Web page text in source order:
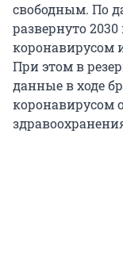
свободным. По
развернуто
коронавирусом
При этом в
данные в ходе
коронавирусом